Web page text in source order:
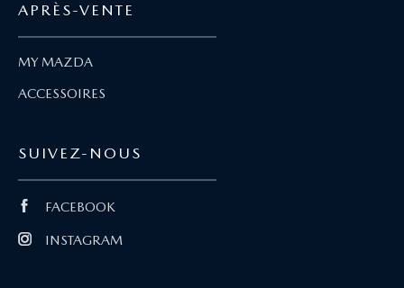
APRÈS-VENTE
MY MAZDA
ACCESSOIRES
SUIVEZ-NOUS
FACEBOOK
INSTAGRAM